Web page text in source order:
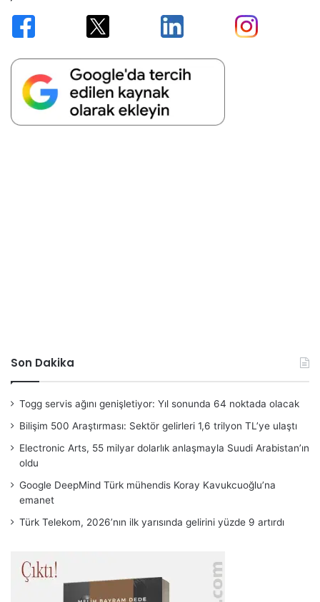
Son Dakika
Togg servis ağını genişletiyor: Yıl sonunda 64 noktada olacak
Bilişim 500 Araştırması: Sektör gelirleri 1,6 trilyon TL’ye ulaştı
Electronic Arts, 55 milyar dolarlık anlaşmayla Suudi Arabistan’ın
oldu
Google DeepMind Türk mühendis Koray Kavukcuoğlu’na
emanet
Türk Telekom, 2026’nın ilk yarısında gelirini yüzde 9 artırdı